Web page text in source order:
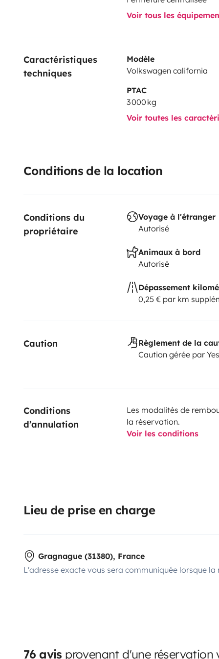
Voir tous les
Caractéristiques
techniques
Modèle
Volkswagen california
PTAC
3 000 kg
Voir toutes les
Conditions de la location
Conditions du
propriétaire
Voyage à l'étranger
Autorisé
Animaux à bord
Autorisé
Dépassement
0,25 € par km
Caution
Règlement de la
Caution gérée par
Conditions
d’annulation
Les modalités de
la réservation.
Voir les conditions
Lieu de prise en charge
Gragnague (31380), France
L'adresse exacte vous sera communiquée lorsque
76 avis provenant d'une réservation